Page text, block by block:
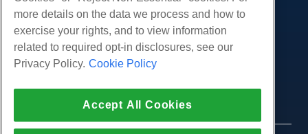
Hospedagem Empresarial
Revendedor com etiqueta em branco
Linux gerenciado VPS
Windows não gerenciado VPS
Servidores de nuvem
Migrações de sites
Comunidade
Documentação do Produto
Tutoriais
Companhia
Sobre nós
Contate-Nos
pressione
Apoio, suporte
Conversar ao vivo conosco
more details on the data we process and how to
exercise your rights, and to view information
related to required opt-in disclosures, see our
Privacy Policy. Cookie Policy
Accept All Cookies